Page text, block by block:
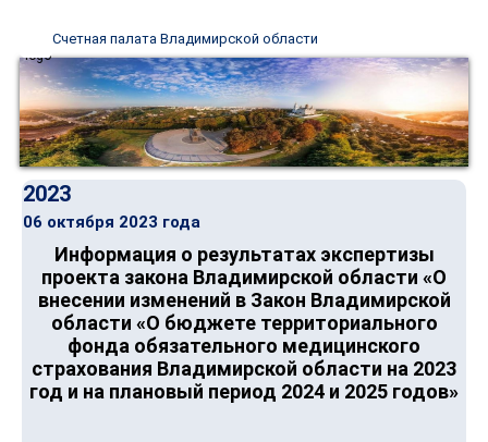
Счетная палата Владимирской области
2023
06 октября 2023 года
Информация о результатах экспертизы
проекта закона Владимирской области «О
внесении изменений в Закон Владимирской
области «О бюджете территориального
фонда обязательного медицинского
страхования Владимирской области на 2023
год и на плановый период 2024 и 2025 годов»